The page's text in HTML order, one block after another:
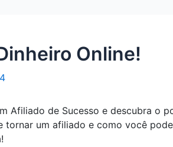
Online!
Afiliado de Sucesso e descubra o
tornar um afiliado e como você